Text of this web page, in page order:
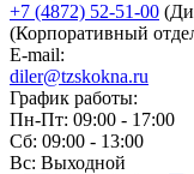
+7 (4872) 52-51-00
(Корпоративный
E-mail:
diler@tzskokna.ru
График работы:
Пн-Пт: 09:00 - 17:00
Сб: 09:00 - 13:00
Вс: Выходной